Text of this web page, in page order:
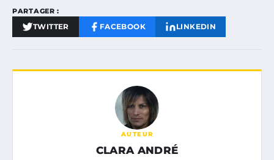
PARTAGER :
TWITTER FACEBOOK LINKEDIN
AUTEUR
CLARA ANDRÉ